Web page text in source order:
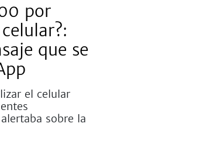
por
que se
el celular
sobre la